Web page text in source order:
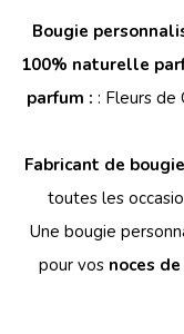
Bougie
100% naturelle
parfum :: Fleurs de
Fabricant de
toutes les
Une bougie
pour vos noces